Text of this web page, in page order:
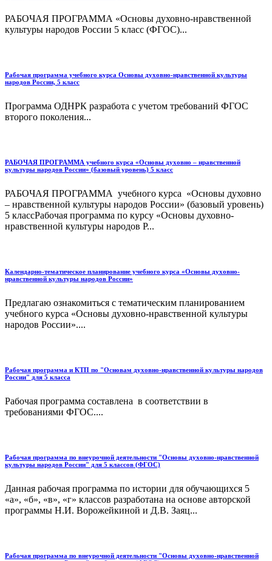
РАБОЧАЯ ПРОГРАММА «Основы духовно-нравственной
культуры народов России 5 класс (ФГОС)...
Рабочая программа учебного курса Основы духовно-нравственной культуры
народов России, 5 класс
Программа ОДНРК разработа с учетом требований ФГОС
второго поколения...
РАБОЧАЯ ПРОГРАММА учебного курса «Основы духовно – нравственной
культуры народов России» (базовый уровень) 5 класс
РАБОЧАЯ ПРОГРАММА учебного курса «Основы духовно
– нравственной культуры народов России» (базовый уровень)
5 классРабочая программа по курсу «Основы духовно-
нравственной культуры народов Р...
Календарно-тематическое планирование учебного курса «Основы духовно-
нравственной культуры народов России»
Предлагаю ознакомиться с тематическим планированием
учебного курса «Основы духовно-нравственной культуры
народов России»....
Рабочая программа и КТП по "Основам духовно-нравственной культуры народов
России" для 5 класса
Рабочая программа составлена в соответствии в
требованиями ФГОС....
Рабочая программа по внеурочной деятельности "Основы духовно-нравственной
культуры народов России" для 5 классов (ФГОС)
Данная рабочая программа по истории для обучающихся 5
«а», «б», «в», «г» классов разработана на основе авторской
программы Н.И. Ворожейкиной и Д.В. Заяц...
Рабочая программа по внеурочной деятельности "Основы духовно-нравственной